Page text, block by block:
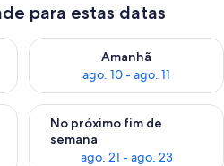
para estas datas
esta noite, ago. 9 - ago. 10
Amanhã
ago. 10 - ago. 11
Verifica a disponibilidade
este fim de semana, ago. 14 -
No próximo fim de
semana
ago. 21 - ago. 23
Verifica a disponibilidade